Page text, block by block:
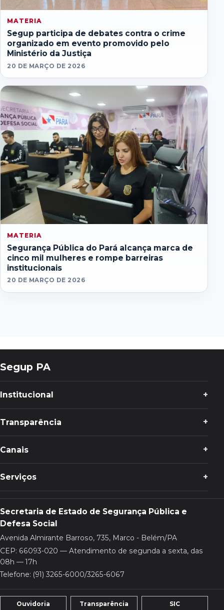
MATERIA
Segup participa de debates contra o crime
organizado em evento promovido pelo
Ministério da Justiça
20 DE MARÇO DE 2026
MATERIA
Segurança Pública do Pará alcança marca de
cinco mil mulheres e rompe barreiras
institucionais
20 DE MARÇO DE 2026
Segup PA
Institucional
Transparência
Canais
Serviços
Secretaria de Estado de Segurança Pública e
Defesa Social
Avenida Almirante Barroso, 735, Marco - Belém/PA
CEP: 66093-020 — Atendimento de segunda a sexta, das
08h — 17h
Telefone: (91) 3265-6000/3265-6067
Ouvidoria Transparência SIC